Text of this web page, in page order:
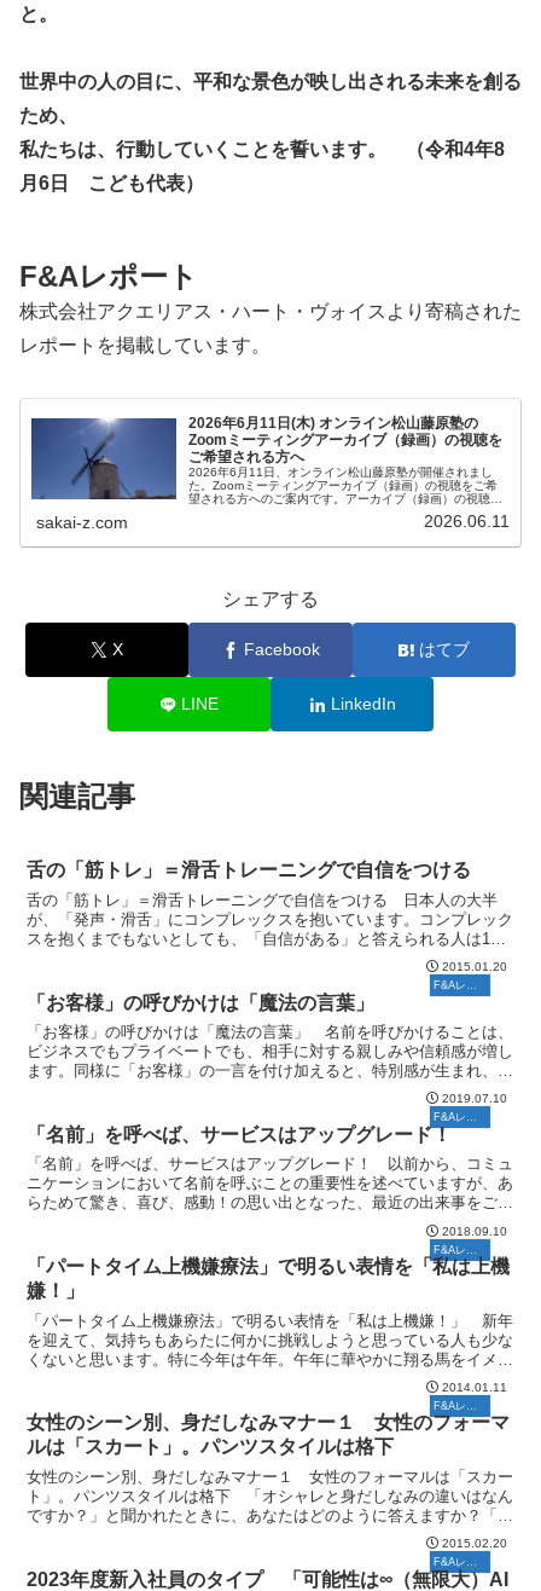
と。
世界中の人の目に、平和な景色が映し出される未来を創る
ため、
私たちは、行動していくことを誓います。 （令和4年8
月6日 こども代表）
F&Aレポート
株式会社アクエリアス・ハート・ヴォイスより寄稿された
レポートを掲載しています。
2026年6月11日(木) オンライン松山藤原塾の
Zoomミーティングアーカイブ（録画）の視聴を
ご希望される方へ
2026年6月11日、オンライン松山藤原塾が開催されまし
た。Zoomミーティングアーカイブ（録画）の視聴をご希
望される方へのご案内です。アーカイブ（録画）の視聴を
sakai-z.com 2026.06.11
シェアする
X Facebook はてブ
LINE LinkedIn
関連記事
舌の「筋トレ」＝滑舌トレーニングで自信をつける
舌の「筋トレ」＝滑舌トレーニングで自信をつける 日本人の大半
が、「発声・滑舌」にコンプレックスを抱いています。コンプレック
スを抱くまでもないとしても、「自信がある」と答えられる人は10
人に１人もいないでしょう。 なぜなら、私たちは「発声・滑...2015.01.20
「お客様」の呼びかけは「魔法の言葉」
「お客様」の呼びかけは「魔法の言葉」 名前を呼びかけることは、
ビジネスでもプライベートでも、相手に対する親しみや信頼感が増し
ます。同様に「お客様」の一言を付け加えると、特別感が生まれ、サ
ービスのレベルが一段とアップします。 以前、東京駅から...2019.07.10
F&Aレポート
「名前」を呼べば、サービスはアップグレード！
「名前」を呼べば、サービスはアップグレード！ 以前から、コミュ
ニケーションにおいて名前を呼ぶことの重要性を述べていますが、あ
らためて驚き、喜び、感動！の思い出となった、最近の出来事をご紹
介します。 ある時、古稀のお祝いでレストランを予約しま...2018.09.10
「パートタイム上機嫌療法」で明るい表情を「私は上機
嫌！」
「パートタイム上機嫌療法」で明るい表情を「私は上機嫌！」 新年
を迎えて、気持ちもあらたに何かに挑戦しようと思っている人も少な
くないと思います。特に今年は午年。午年に華やかに翔る馬をイメー
ジする人も多く、華やかな一年が連想されます。この新鮮な...2014.01.11
女性のシーン別、身だしなみマナー１ 女性のフォーマ
ルは「スカート」。パンツスタイルは格下
女性のシーン別、身だしなみマナー１ 女性のフォーマルは「スカー
ト」。パンツスタイルは格下 「オシャレと身だしなみの違いはなん
ですか？」と聞かれたときに、あなたはどのように答えますか？「オ
シャレは自分のために装うもの。自分のセンスや好き嫌いで...2015.02.20
F&Aレポート
2023年度新入社員のタイプ 「可能性は∞（無限大）AI